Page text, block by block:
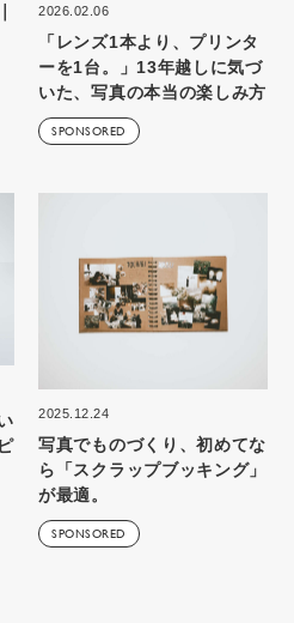
2026.02.06
「レンズ1本より、プリンタ
ーを1台。」13年越しに気づ
いた、写真の本当の楽しみ方
SPONSORED
2025.12.24
写真でものづくり、初めてな
ら「スクラップブッキング」
が最適。
SPONSORED